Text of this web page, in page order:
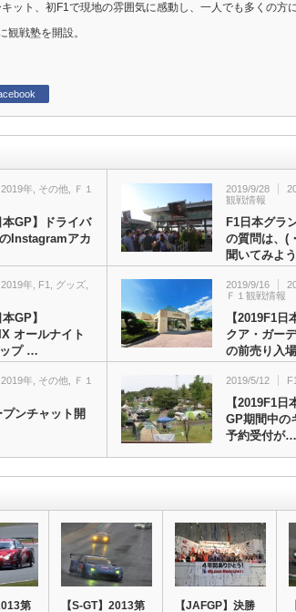
ット、初F1で現地の雰囲気に感動し、一人でも多くの方
観戦塾を開設。
2019年 その他
Ｆ１
本GP】ドライバ
Instagramアカ
2019/9/28
観戦情報
F1日本グラ
の質問は、(
聞いてみよ
2019年 F1 グッズ
GP】
オールナイト
プ …
2019/9/16
Ｆ１観戦情報
【2019F1
クア・ガー
の前売り入
2019年 その他
Ｆ１
ンチャット開
2019/5/12 F1
【2019F1
GP期間中の
予約受付が…
第
【S-GT】2013第
【JAFGP】決勝